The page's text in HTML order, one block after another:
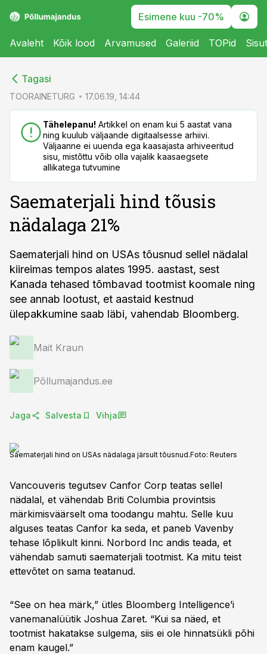
Esimene kuu -70%
Avaleht Kõik lood Arvamused Galeriid TOPid
Tagasi
TOORAINETURG 17.06.19, 14:44
Tähelepanu! Artikkel on enam kui 5 aastat vana
ning kuulub väljaande digitaalsesse arhiivi.
Väljaanne ei uuenda ega kaasajasta arhiveeritud
sisu, mistõttu võib olla vajalik kaasaegsete
allikatega tutvumine
Saematerjali hind tõusis
nädalaga 21%
Saematerjali hind on USAs tõusnud sellel nädalal
kiireimas tempos alates 1995. aastast, sest
Kanada tehased tõmbavad tootmist koomale ning
see annab lootust, et aastaid kestnud
ülepakkumine saab läbi, vahendab Bloomberg.
Mait Kraun
Põllumajandus.ee
Jaga Salvesta Vihja
Saematerjali hind on USAs nädalaga järsult tõusnud.Foto: Reuters
Vancouveris tegutsev Canfor Corp teatas sellel
nädalal, et vähendab Briti Columbia provintsis
märkimisväärselt oma toodangu mahtu. Selle kuu
alguses teatas Canfor ka seda, et paneb Vavenby
tehase lõplikult kinni. Norbord Inc andis teada, et
vähendab samuti saematerjali tootmist. Ka mitu teist
ettevõtet on sama teatanud.
“See on hea märk,” ütles Bloomberg Intelligence’i
vanemanalüütik Joshua Zaret. “Kui sa näed, et
tootmist hakatakse sulgema, siis ei ole hinnatsükli põhi
enam kaugel.”